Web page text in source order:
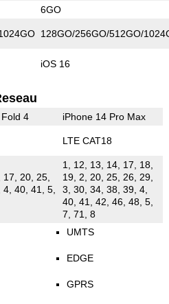
6GO
128GO/256GO/512GO/
iOS 16
4 iPhone 14 Pro Max
LTE CAT18
20, 25,
40, 41, 5,
1, 12, 13, 14, 17, 18,
19, 2, 20, 25, 26, 29,
3, 30, 34, 38, 39, 4,
40, 41, 42, 46, 48, 5,
7, 71, 8
UMTS
EDGE
GPRS